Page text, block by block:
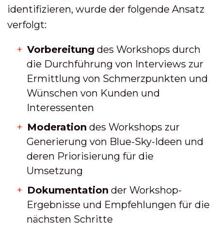
identifizieren, wurde der folgende Ansatz
verfolgt:
Vorbereitung des Workshops durch
die Durchführung von Interviews zur
Ermittlung von Schmerzpunkten und
Wünschen von Kunden und
Interessenten
Moderation des Workshops zur
Generierung von Blue-Sky-Ideen und
deren Priorisierung für die
Umsetzung
Dokumentation der Workshop-
Ergebnisse und Empfehlungen für die
nächsten Schritte